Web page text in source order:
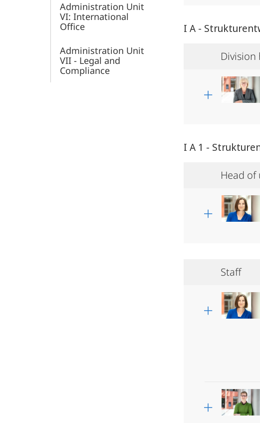
Administration Unit
VI: International
Office
Administration Unit
VII - Legal and
Compliance
I A -
Division
I A 1 -
Head of
Staff